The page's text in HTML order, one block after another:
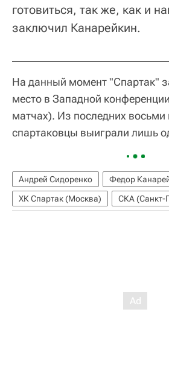
готовиться, так же, как и
заключил Канарейкин.
На данный момент "Спартак"
место в Западной
матчах). Из последних восьми
спартаковцы выиграли лишь
Андрей Сидоренко
Федор
ХК Спартак (Москва)
СКА (Санкт-